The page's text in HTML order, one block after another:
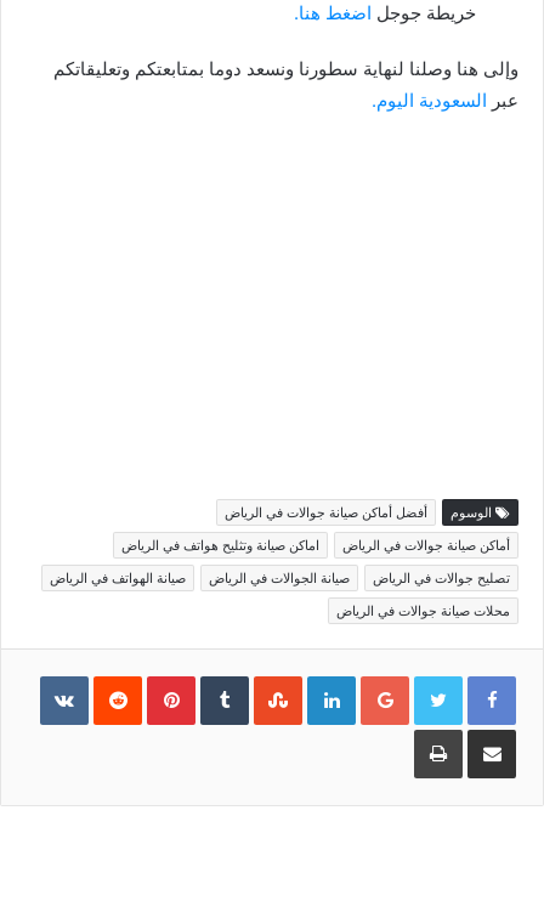
خريطة جوجل اضغط هنا.
وإلى هنا وصلنا لنهاية سطورنا ونسعد دوما بمتابعتكم وتعليقاتكم
عبر السعودية اليوم.
الوسوم
أفضل أماكن صيانة جوالات في الرياض
أماكن صيانة جوالات في الرياض
اماكن صيانة وتثليح هواتف في الرياض
تصليح جوالات في الرياض
صيانة الجوالات في الرياض
صيانة الهواتف في الرياض
محلات صيانة جوالات في الرياض
Google+
LinkedIn
Pinterest
مشاركة
البريد
طباعة